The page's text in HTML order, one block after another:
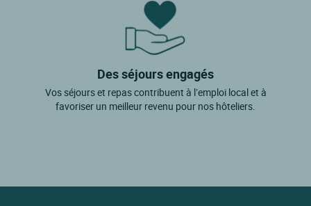
Des séjours engagés
Vos séjours et repas contribuent à l’emploi local et à
favoriser un meilleur revenu pour nos hôteliers.